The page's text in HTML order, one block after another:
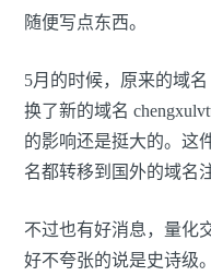
随便写点东西。
5月的时候，原来的域名
换了新的域名
的影响还是挺大的。这
名都转移到国外的域名
不过也有好消息，量化
好不夸张的说是史诗级。